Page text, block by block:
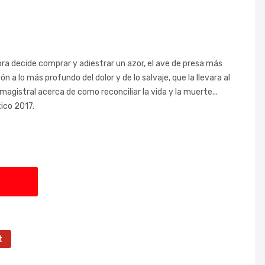
decide comprar y adiestrar un azor, el ave de presa más
a lo más profundo del dolor y de lo salvaje, que la llevara al
acerca de como reconciliar la vida y la muerte...
2017.